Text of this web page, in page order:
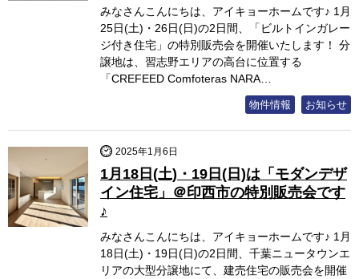
みなさんこんにちは、アイキョーホームです♪ 1月
25日(土)・26日(日)の2日間、「ビルトインガレー
ジ付き住宅」の特別販売会を開催いたします！ 分
譲地は、習志野エリアの高台に位置する
「CREFEED Comfoteras NARA…
物件情報 お知らせ
2025年1月6日
1月18日(土)・19日(日)は「モダンデザ
イン住宅」＠印西市の特別販売会です
♪
みなさんこんにちは、アイキョーホームです♪ 1月
18日(土)・19日(日)の2日間、千葉ニュータウンエ
リアの大型分譲地にて、建売住宅の販売会を開催